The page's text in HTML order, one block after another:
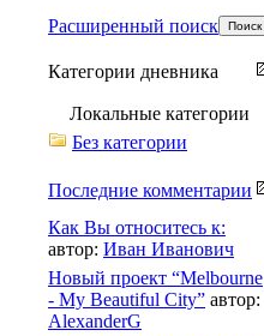
Расширенный поиск
Категории дневника
Локальные категории
Без категории
Последние комментарии
Как Вы относитесь к:
автор: Иван Иванович
Новый проект “Melbourne
- My Beautiful City” автор:
AlexanderG